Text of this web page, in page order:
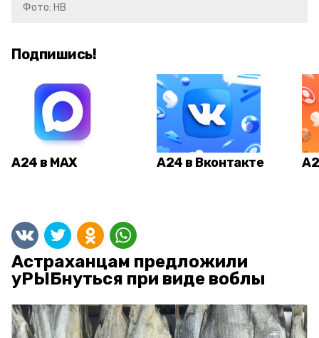
Фото: НВ
Подпишись!
А24 в MAX А24 в Вконтакте
Астраханцам предложили
уРЫБнуться при виде воблы